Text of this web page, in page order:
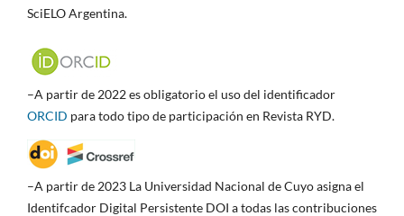
SciELO Argentina.
–A partir de 2022 es obligatorio el uso del identificador
ORCID para todo tipo de participación en Revista RYD.
–A partir de 2023 La Universidad Nacional de Cuyo asigna el
Identifcador Digital Persistente DOI a todas las contribuciones